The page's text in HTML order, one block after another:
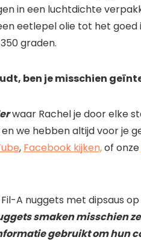
in een luchtdichte
eetlepel olie tot het
graden.
ben je misschien
waar Rachel je door elke
we hebben altijd voor je
, Facebook kijken,of onze
smaken misschien
gebruikt om hun